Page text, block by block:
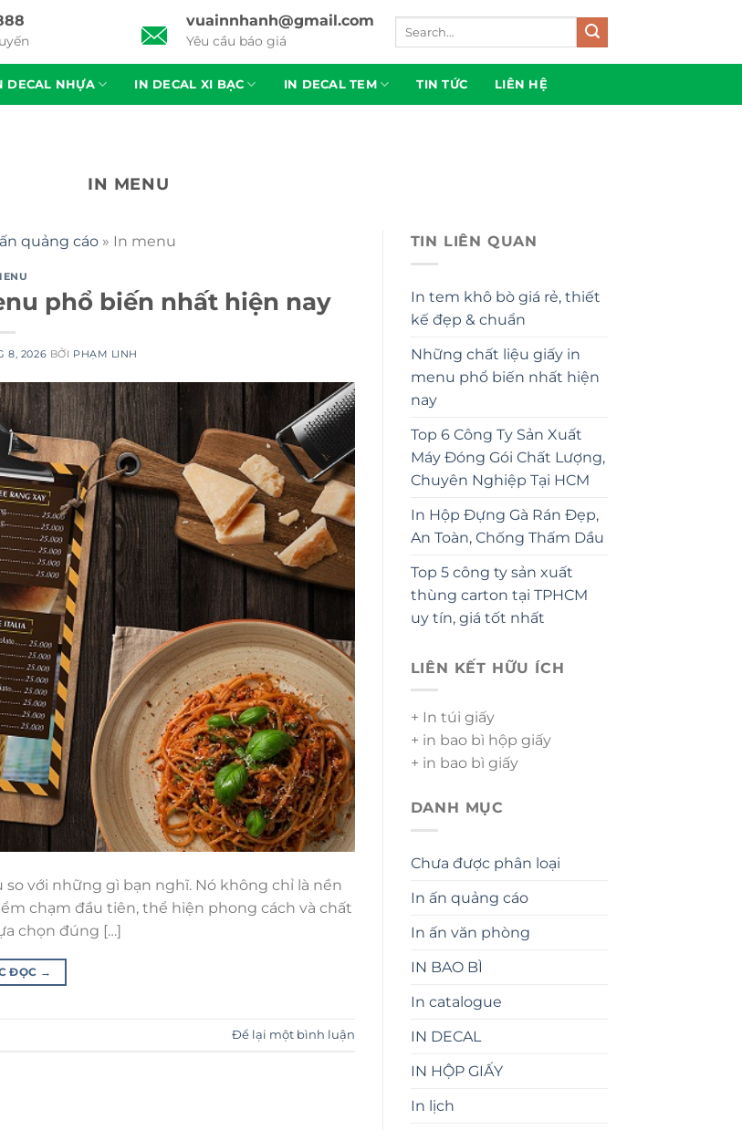
vuainnhanh@gmail.com
Yêu cầu báo giá
DECAL NHỰA IN DECAL XI BẠC IN DECAL TEM TIN TỨC LIÊN HỆ
IN MENU
quảng cáo» In menu
phổ biến nhất hiện nay
8, 2026 BỞI PHẠM LINH
với những gì bạn nghĩ. Nó không chỉ là nền
chạm đầu tiên, thể hiện phong cách và chất
chọn đúng […]
ĐỌC →
Để lại một bình luận
TIN LIÊN QUAN
In tem khô bò giá rẻ, thiết
kế đẹp & chuẩn
Những chất liệu giấy in
menu phổ biến nhất hiện
nay
Top 6 Công Ty Sản Xuất
Máy Đóng Gói Chất Lượng,
Chuyên Nghiệp Tại HCM
In Hộp Đựng Gà Rán Đẹp,
An Toàn, Chống Thấm Dầu
Top 5 công ty sản xuất
thùng carton tại TPHCM
uy tín, giá tốt nhất
LIÊN KẾT HỮU ÍCH
+ In túi giấy
+ in bao bì hộp giấy
+ in bao bì giấy
DANH MỤC
Chưa được phân loại
In ấn quảng cáo
In ấn văn phòng
IN BAO BÌ
In catalogue
IN DECAL
IN HỘP GIẤY
In lịch